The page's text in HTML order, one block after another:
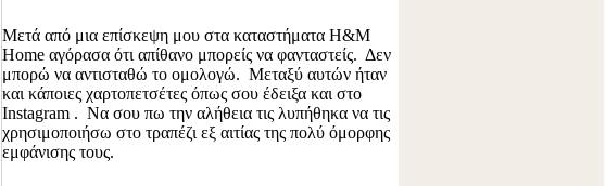
Μετά από μια επίσκεψη μου στα καταστήματα Η&Μ
Home αγόρασα ότι απίθανο μπορείς να φανταστείς. Δεν
μπορώ να αντισταθώ το ομολογώ. Μεταξύ αυτών ήταν
και κάποιες χαρτοπετσέτες όπως σου έδειξα και στο
Instagram . Να σου πω την αλήθεια τις λυπήθηκα να τις
χρησιμοποιήσω στο τραπέζι εξ αιτίας της πολύ όμορφης
εμφάνισης τους.